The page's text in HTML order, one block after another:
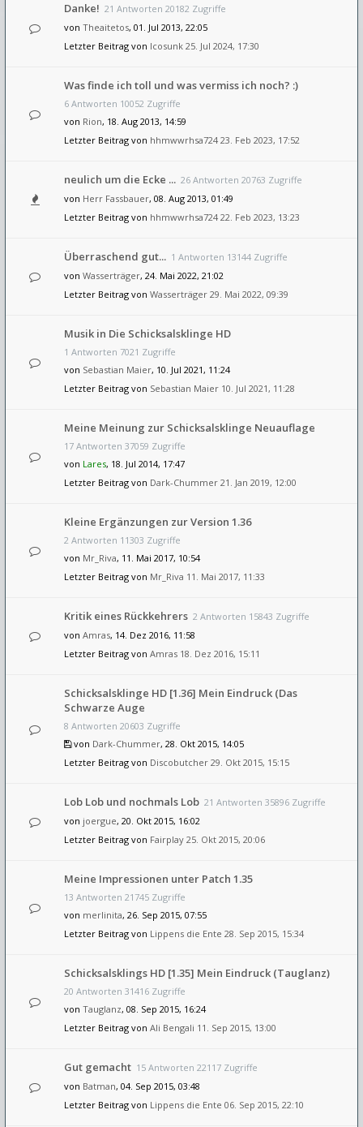
Danke! 21 Antworten 20182 Zugriffe
von Theaitetos, 01. Jul 2013, 22:05
Letzter Beitrag von Icosunk 25. Jul 2024, 17:30
Was finde ich toll und was vermiss ich noch? :)
6 Antworten 10052 Zugriffe
von Rion, 18. Aug 2013, 14:59
Letzter Beitrag von hhmwwrhsa724 23. Feb 2023, 17:52
neulich um die Ecke ... 26 Antworten 20763 Zugriffe
von Herr Fassbauer, 08. Aug 2013, 01:49
Letzter Beitrag von hhmwwrhsa724 22. Feb 2023, 13:23
Überraschend gut... 1 Antworten 13144 Zugriffe
von Wasserträger, 24. Mai 2022, 21:02
Letzter Beitrag von Wasserträger 29. Mai 2022, 09:39
Musik in Die Schicksalsklinge HD
1 Antworten 7021 Zugriffe
von Sebastian Maier, 10. Jul 2021, 11:24
Letzter Beitrag von Sebastian Maier 10. Jul 2021, 11:28
Meine Meinung zur Schicksalsklinge Neuauflage
17 Antworten 37059 Zugriffe
von Lares, 18. Jul 2014, 17:47
Letzter Beitrag von Dark-Chummer 21. Jan 2019, 12:00
Kleine Ergänzungen zur Version 1.36
2 Antworten 11303 Zugriffe
von Mr_Riva, 11. Mai 2017, 10:54
Letzter Beitrag von Mr_Riva 11. Mai 2017, 11:33
Kritik eines Rückkehrers 2 Antworten 15843 Zugriffe
von Amras, 14. Dez 2016, 11:58
Letzter Beitrag von Amras 18. Dez 2016, 15:11
Schicksalsklinge HD [1.36] Mein Eindruck (Das
Schwarze Auge
8 Antworten 20603 Zugriffe
von Dark-Chummer, 28. Okt 2015, 14:05
Letzter Beitrag von Discobutcher 29. Okt 2015, 15:15
Lob Lob und nochmals Lob 21 Antworten 35896 Zugriffe
von joergue, 20. Okt 2015, 16:02
Letzter Beitrag von Fairplay 25. Okt 2015, 20:06
Meine Impressionen unter Patch 1.35
13 Antworten 21745 Zugriffe
von merlinita, 26. Sep 2015, 07:55
Letzter Beitrag von Lippens die Ente 28. Sep 2015, 15:34
Schicksalsklings HD [1.35] Mein Eindruck (Tauglanz)
20 Antworten 31416 Zugriffe
von Tauglanz, 08. Sep 2015, 16:24
Letzter Beitrag von Ali Bengali 11. Sep 2015, 13:00
Gut gemacht 15 Antworten 22117 Zugriffe
von Batman, 04. Sep 2015, 03:48
Letzter Beitrag von Lippens die Ente 06. Sep 2015, 22:10